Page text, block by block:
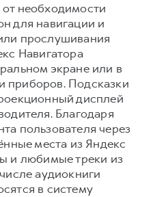
необходимости
для навигации и
прослушивания
Навигатора
экране или в
приборов. Подсказки
дисплей
Благодаря
пользователя через
места из Яндекс
и любимые треки из
аудиокниги
в систему